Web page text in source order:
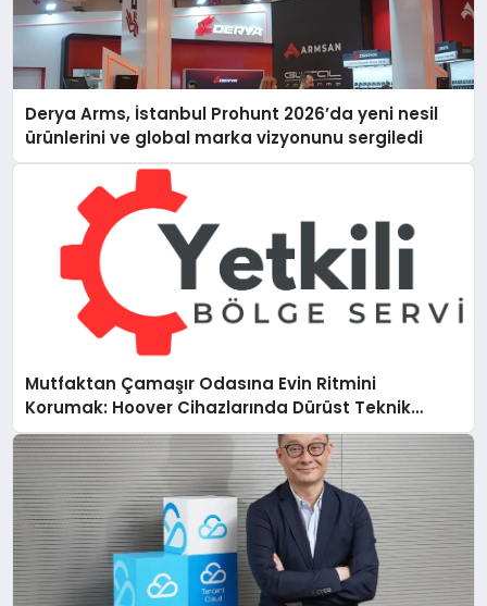
Derya Arms, İstanbul Prohunt 2026’da yeni nesil
ürünlerini ve global marka vizyonunu sergiledi
Mutfaktan Çamaşır Odasına Evin Ritmini
Korumak: Hoover Cihazlarında Dürüst Teknik
Destek Deneyimi